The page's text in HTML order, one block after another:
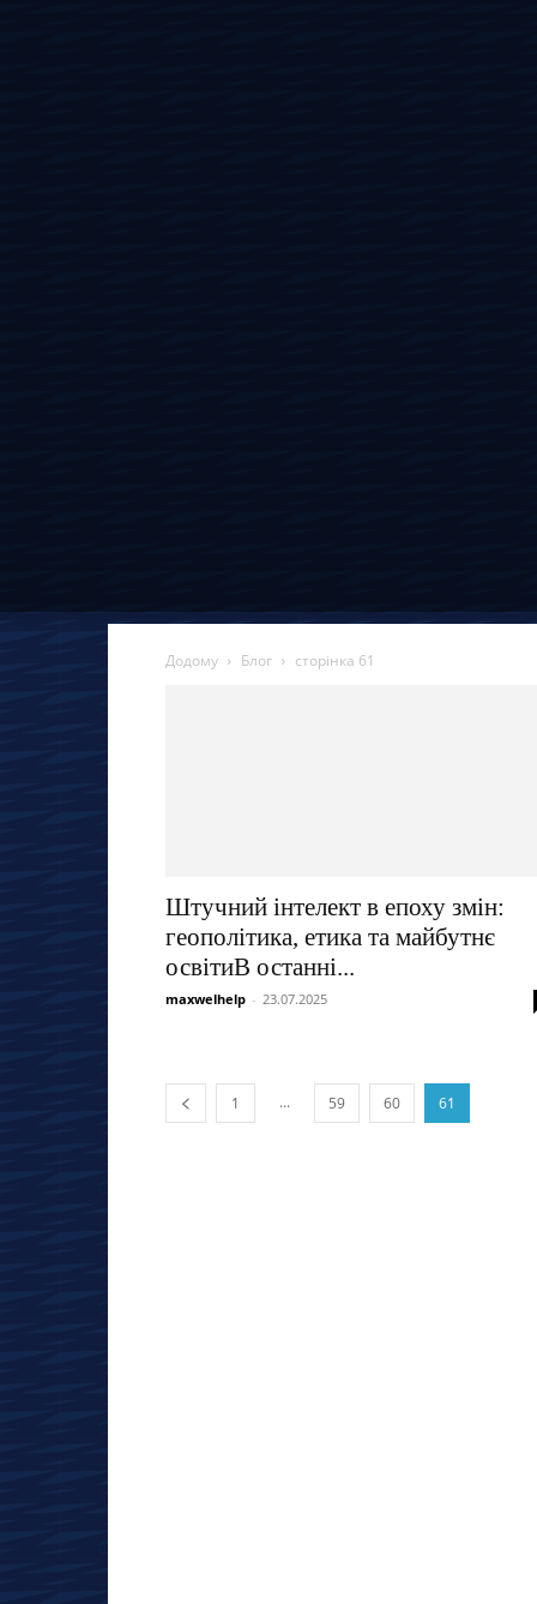
Додому Блог сторінка 61
Штучний інтелект в епоху змін:
геополітика, етика та майбутнє
освітиВ останні...
maxwelhelp - 23.07.2025
1 ... 59 60 61